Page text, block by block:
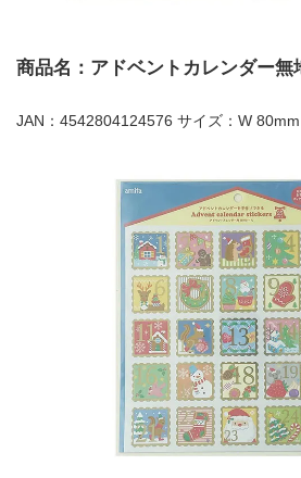
商品名：アドベントカレンダー無
JAN：4542804124576 サイズ：W